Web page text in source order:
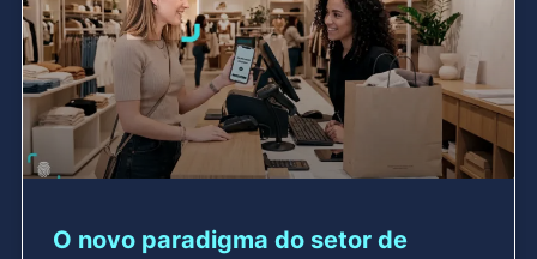
O novo paradigma do setor de